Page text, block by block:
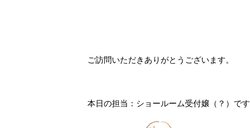
ご訪問いただきありがとうございます。
本日の担当：ショールーム受付嬢（？）です